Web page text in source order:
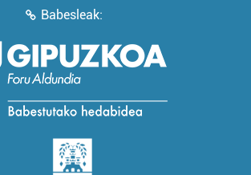
Babesleak: